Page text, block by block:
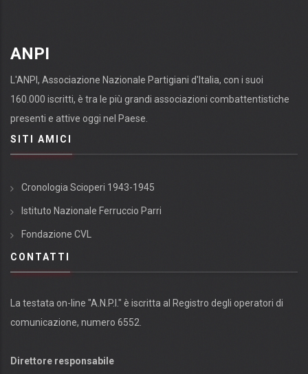
ANPI
L'ANPI, Associazione Nazionale Partigiani d'Italia, con i suoi
160.000 iscritti, è tra le più grandi associazioni combattentistiche
presenti e attive oggi nel Paese.
SITI AMICI
Cronologia Scioperi 1943-1945
Istituto Nazionale Ferruccio Parri
Fondazione CVL
CONTATTI
La testata on-line "A.N.P.I." è iscritta al Registro degli operatori di
comunicazione, numero 6552.
Direttore responsabile